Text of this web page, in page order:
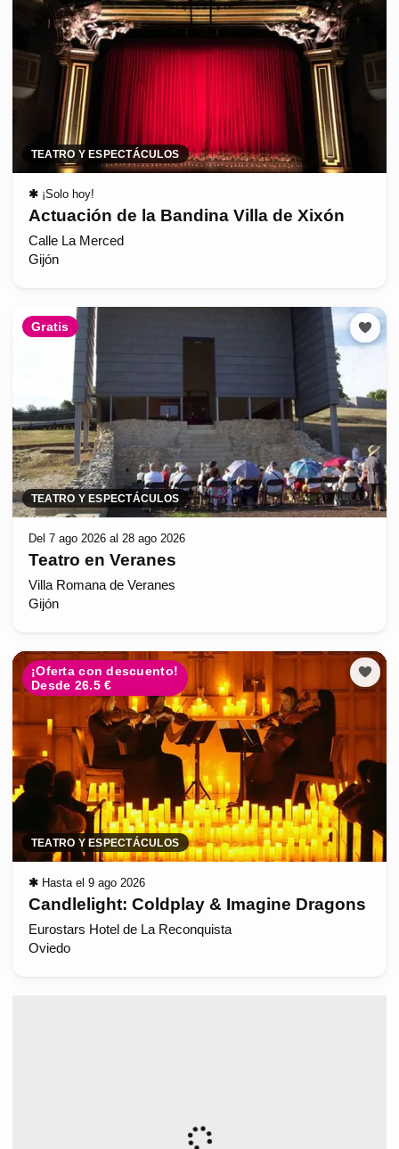
TEATRO Y ESPECTÁCULOS
✱ ¡Solo hoy!
Actuación de la Bandina Villa de Xixón
Calle La Merced
Gijón
Gratis
TEATRO Y ESPECTÁCULOS
Del 7 ago 2026 al 28 ago 2026
Teatro en Veranes
Villa Romana de Veranes
Gijón
¡Oferta con descuento!
Desde 26.5 €
TEATRO Y ESPECTÁCULOS
✱ Hasta el 9 ago 2026
Candlelight: Coldplay & Imagine Dragons
Eurostars Hotel de La Reconquista
Oviedo